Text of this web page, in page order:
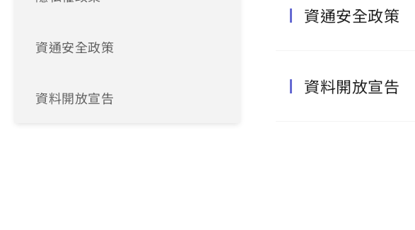
資通安全政策
資料開放宣告
資通安全政策
資料開放宣告